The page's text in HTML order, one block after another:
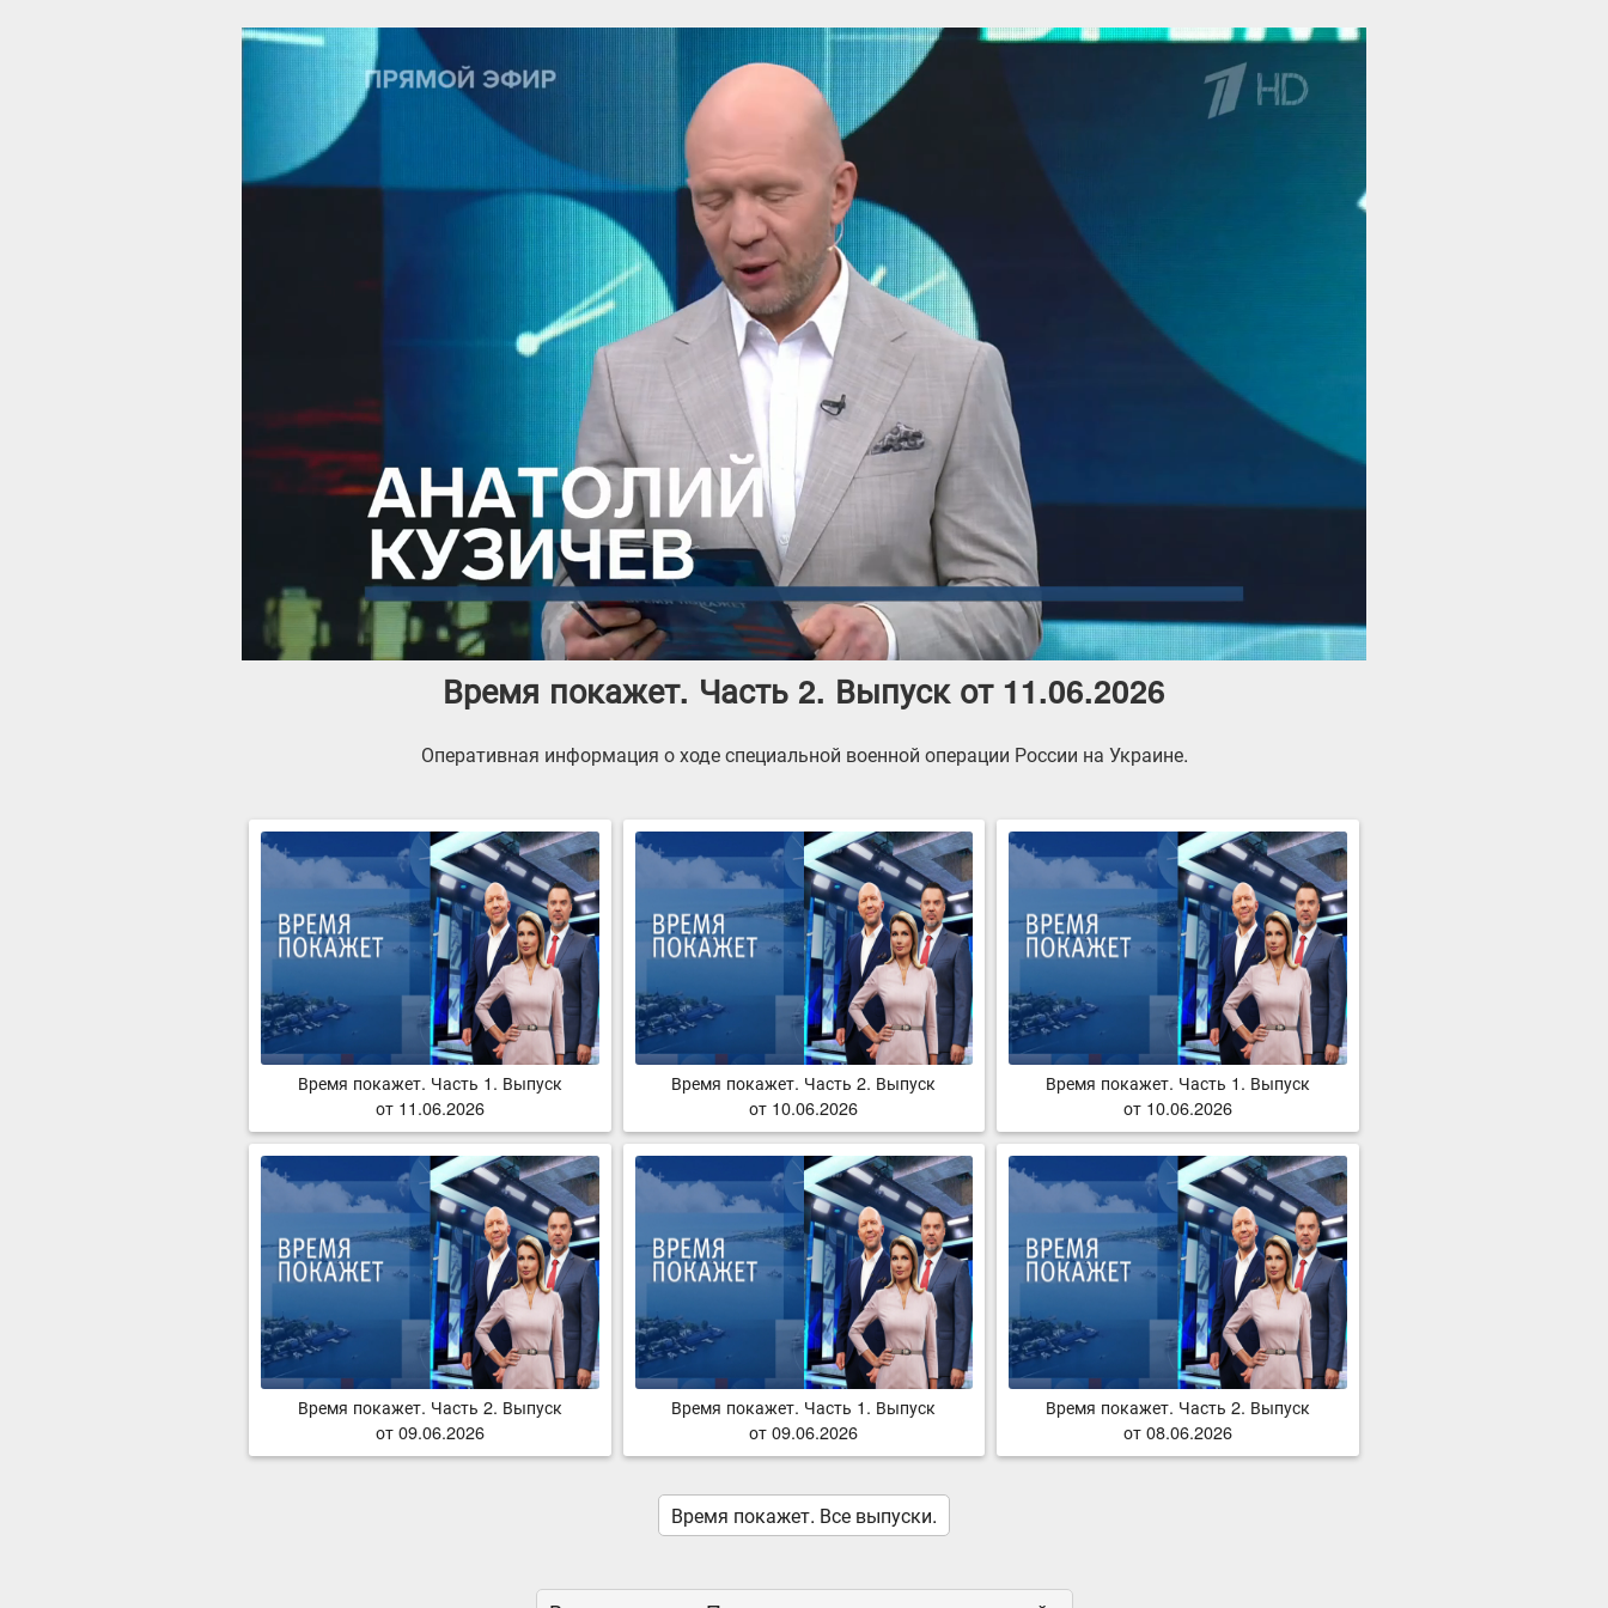
Время покажет. Часть 2. Выпуск от 11.06.2026
Оперативная информация о ходе специальной военной операции России на Украине.
Время покажет. Часть 1. Выпуск
от 11.06.2026
Время покажет. Часть 2. Выпуск
от 10.06.2026
Время покажет. Часть 1. Выпуск
от 10.06.2026
Время покажет. Часть 2. Выпуск
от 09.06.2026
Время покажет. Часть 1. Выпуск
от 09.06.2026
Время покажет. Часть 2. Выпуск
от 08.06.2026
Время покажет. Все выпуски.